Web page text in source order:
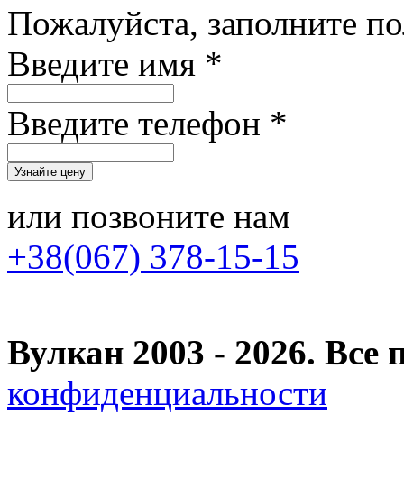
Пожалуйста, заполните
Введите имя *
Введите телефон *
или позвоните нам
+38(067) 378-15-15
Вулкан 2003 - 2026.
конфиденциальности